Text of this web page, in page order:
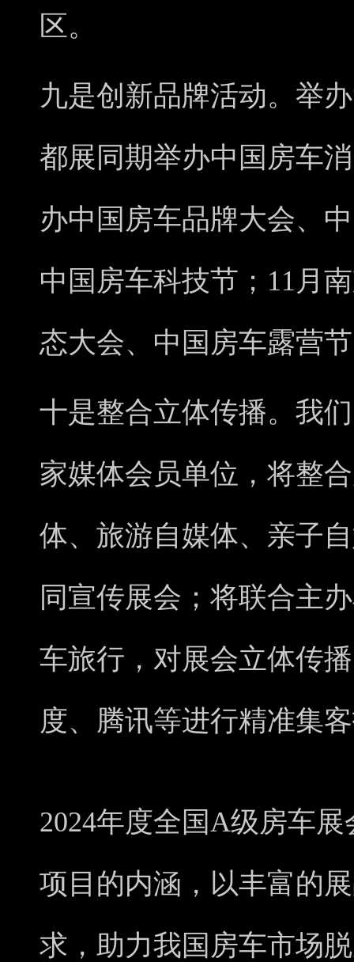
区。
九是创新品牌活动。举
都展同期举办中国房车
办中国房车品牌大会、
中国房车科技节；11月
态大会、中国房车露营
十是整合立体传播。我
家媒体会员单位，将整
体、旅游自媒体、亲子
同宣传展会；将联合主
车旅行，对展会立体传
度、腾讯等进行精准集
2024年度全国A级房车
项目的内涵，以丰富的
求，助力我国房车市场